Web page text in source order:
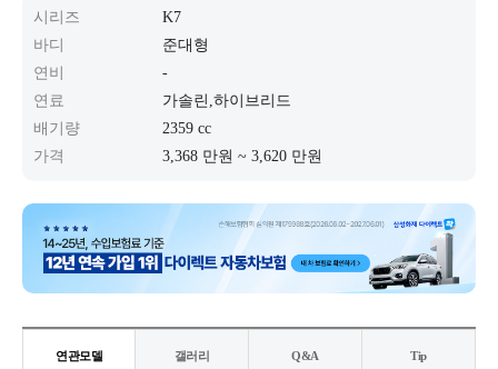
시리즈
K7
바디
준대형
연비
-
연료
가솔린,하이브리드
배기량
2359 cc
가격
3,368 만원 ~ 3,620 만원
연관모델 갤러리 Q&A Tip